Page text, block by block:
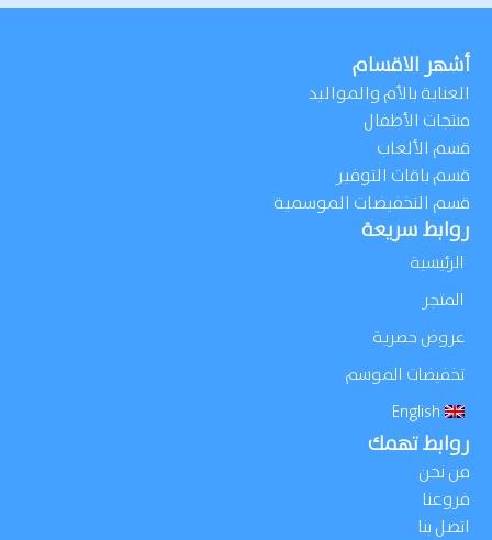
أشهر الاقسام
العناية بالأم والمواليد
منتجات الأطفال
قسم الألعاب
قسم باقات التوفير
قسم التخفيضات الموسمية
روابط سريعة
الرئيسية
المتجر
عروض حصرية
تخفيضات الموسم
English
روابط تهمك
من نحن
فروعنا
اتصل بنا